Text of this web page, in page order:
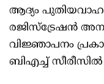
ആദ്യം
രജിസ്ട്രേഷന്‍
വിജ്ഞാപനം
ബിഎച്ച് സീരീസിൽ